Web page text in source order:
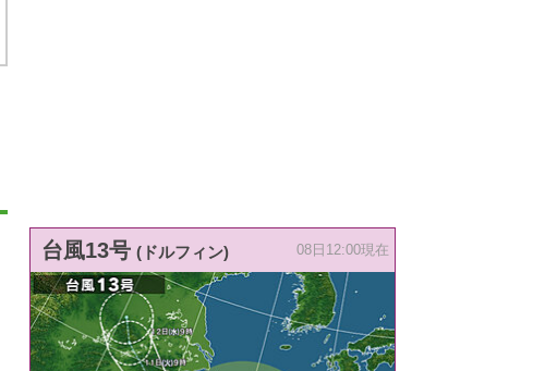
台風13号 (ドルフィン) 08日12:00現在